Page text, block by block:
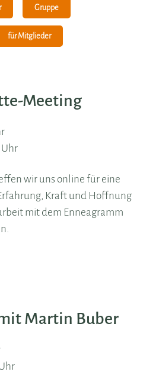
Gruppe
für Mitglieder
Meeting
Uhr
wir uns online für eine
Kraft und Hoffnung
mit dem Enneagramm
Martin Buber